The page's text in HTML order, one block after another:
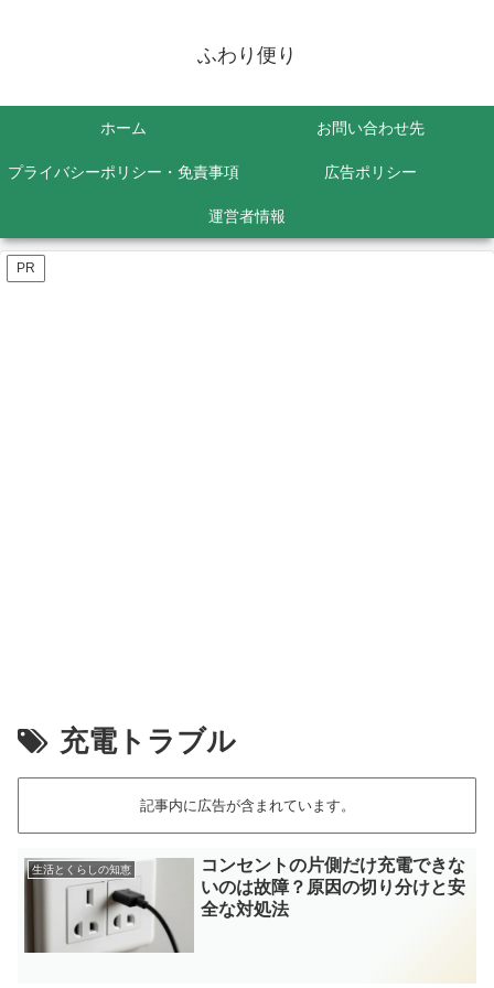
ふわり便り
ホーム お問い合わせ先
プライバシーポリシー・免責事項 広告ポリシー
運営者情報
PR
充電トラブル
記事内に広告が含まれています。
生活とくらしの知恵
コンセントの片側だけ充電できな
いのは故障？原因の切り分けと安
全な対処法